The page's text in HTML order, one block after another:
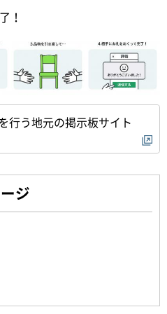
！
行う地元の掲示板サイト
ジ